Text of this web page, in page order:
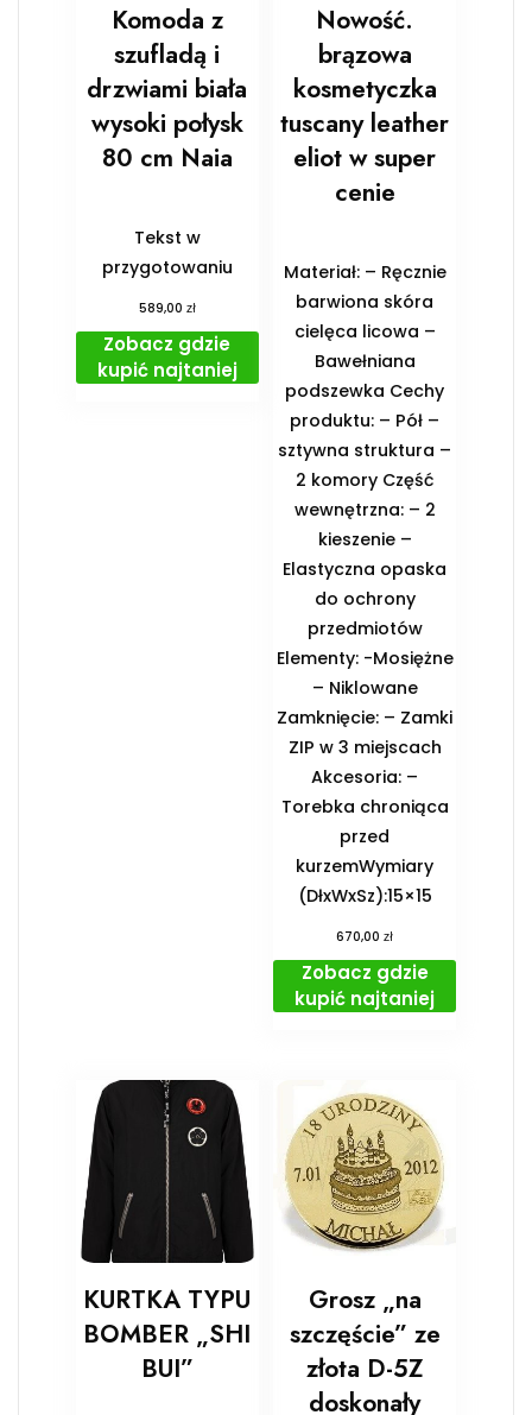
Komoda z
szufladą i
drzwiami biała
wysoki połysk
80 cm Naia
Tekst w
przygotowaniu
589,00 zł
Zobacz gdzie
kupić najtaniej
Nowość.
brązowa
kosmetyczka
tuscany leather
eliot w super
cenie
Materiał: – Ręcznie
barwiona skóra
cielęca licowa –
Bawełniana
podszewka Cechy
produktu: – Pół –
sztywna struktura –
2 komory Część
wewnętrzna: – 2
kieszenie –
Elastyczna opaska
do ochrony
przedmiotów
Elementy: -Mosiężne
– Niklowane
Zamknięcie: – Zamki
ZIP w 3 miejscach
Akcesoria: –
Torebka chroniąca
przed
kurzemWymiary
(DłxWxSz):15×15
670,00zł
Zobacz gdzie
kupić najtaniej
KURTKA TYPU
BOMBER „SHI
BUI”
Grosz „na
szczęście” ze
złota D-5Z
doskonały